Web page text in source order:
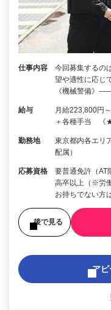
仕事内容
今回募集するの
望や適性に応じ
《機械警備》
給与
月給223,800円
＋各種手当
勤務地
東京都内各エリ
配属）
応募資格
要普通免許（AT
高卒以上（※労
お持ちでない方
後で見る
アピ